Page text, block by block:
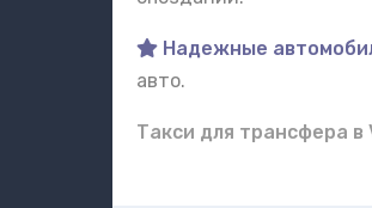
Надежные
авто.
Такси для трансфера в